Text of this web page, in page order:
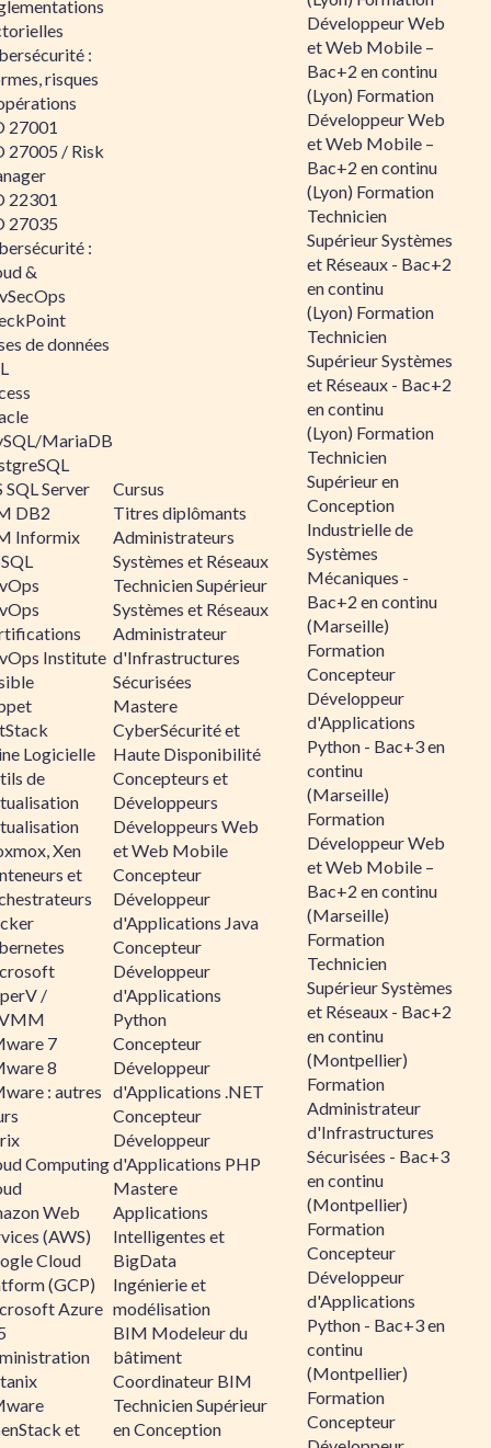
:
risques
27001
27005 / Risk
22301
27035
:
&
de données
MariaDB
SQL Server
DB2
Informix
Institute
Logicielle
de
Xen
et
/
7
8
: autres
Computing
Web
(AWS)
Cloud
(GCP)
Azure
et
Cursus
Titres diplômants
Administrateurs
Systèmes et Réseaux
Technicien Supérieur
Systèmes et Réseaux
Administrateur
d'Infrastructures
Sécurisées
Mastere
CyberSécurité et
Haute Disponibilité
Concepteurs et
Développeurs
Développeurs Web
et Web Mobile
Concepteur
Développeur
d'Applications Java
Concepteur
Développeur
d'Applications
Python
Concepteur
Développeur
d'Applications .NET
Concepteur
Développeur
d'Applications PHP
Mastere
Applications
Intelligentes et
BigData
Ingénierie et
modélisation
BIM Modeleur du
bâtiment
Coordinateur BIM
Technicien Supérieur
en Conception
Développeur Web
et Web Mobile –
Bac+2 en continu
(Lyon) Formation
Développeur Web
et Web Mobile –
Bac+2 en continu
(Lyon) Formation
Technicien
Supérieur Systèmes
et Réseaux - Bac+2
en continu
(Lyon) Formation
Technicien
Supérieur Systèmes
et Réseaux - Bac+2
en continu
(Lyon) Formation
Technicien
Supérieur en
Conception
Industrielle de
Systèmes
Mécaniques -
Bac+2 en continu
(Marseille)
Formation
Concepteur
Développeur
d'Applications
Python - Bac+3 en
continu
(Marseille)
Formation
Développeur Web
et Web Mobile –
Bac+2 en continu
(Marseille)
Formation
Technicien
Supérieur Systèmes
et Réseaux - Bac+2
en continu
(Montpellier)
Formation
Administrateur
d'Infrastructures
Sécurisées - Bac+3
en continu
(Montpellier)
Formation
Concepteur
Développeur
d'Applications
Python - Bac+3 en
continu
(Montpellier)
Formation
Concepteur